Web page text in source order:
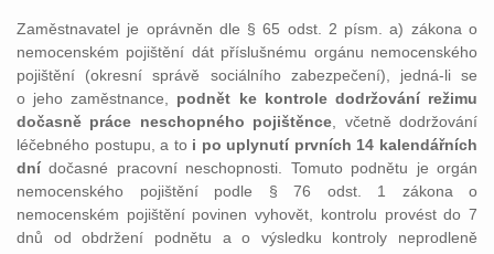
Zaměstnavatel je oprávněn dle § 65 odst. 2 písm. a) zákona o
nemocenském pojištění dát příslušnému orgánu nemocenského
pojištění (okresní správě sociálního zabezpečení), jedná-li se
o jeho zaměstnance, podnět ke kontrole dodržování režimu
dočasně práce neschopného pojištěnce , včetně dodržování
léčebného postupu, a to i po uplynutí prvních 14 kalendářních
dní dočasné pracovní neschopnosti. Tomuto podnětu je orgán
nemocenského pojištění podle § 76 odst. 1 zákona o
nemocenském pojištění povinen vyhovět, kontrolu provést do 7
dnů od obdržení podnětu a o výsledku kontroly neprodleně